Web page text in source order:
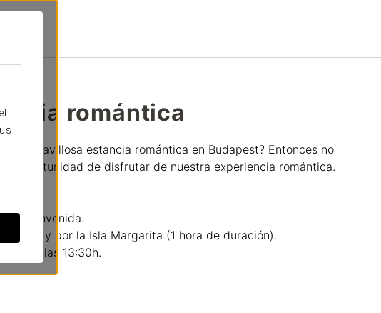
romántica
maravillosa estancia romántica en Budapest? Entonces no
la oportunidad de disfrutar de nuestra experiencia romántica.
bienvenida.
y por la Isla Margarita (1 hora de duración).
hasta las 13:30h.